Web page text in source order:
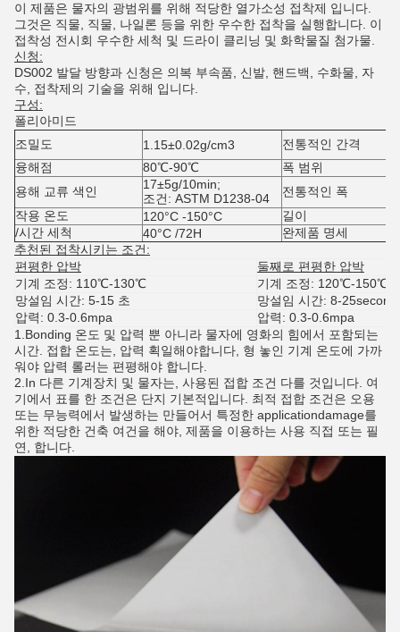
이 제품은 물자의 광범위를 위해 적당한 열가소성 접착제 입니다.
그것은 직물, 직물, 나일론 등을 위한 우수한 접착을 실행합니다. 이
접착성 전시회 우수한 세척 및 드라이 클리닝 및 화학물질 첨가물.
신청:
DS002 발달 방향과 신청은 의복 부속품, 신발, 핸드백, 수화물, 자
수, 접착제의 기술을 위해 입니다.
구성:
폴리아미드
조밀도
1.15±0.02g/cm3
전통적인 간격
융해점
80℃-90℃
폭 범위
용해 교류 색인
17±5g/10min;
조건: ASTM D1238-04
전통적인 폭
작용 온도
120°C -150°C
길이
/시간 세척
40°C /72H
완제품 명세
추천된 접착시키는 조건:
편평한 압박
둘째로 편평한 압박
기계 조정: 110℃-130℃
기계 조정: 120℃-150℃
망설임 시간: 5-15 초
망설임 시간: 8-
압력: 0.3-0.6mpa
압력: 0.3-0.6mpa
1.Bonding 온도 및 압력 뿐 아니라 물자에 영화의 힘에서 포함되는
시간. 접합 온도는, 압력 획일해야합니다, 형 놓인 기계 온도에 가까
워야 압력 롤러는 편평해야 합니다.
2.In 다른 기계장치 및 물자는, 사용된 접합 조건 다를 것입니다. 여
기에서 표를 한 조건은 단지 기본적입니다. 최적 접합 조건은 오용
또는 무능력에서 발생하는 만들어서 특정한 applicationdamage를
위한 적당한 건축 여건을 해야, 제품을 이용하는 사용 직접 또는 필
연, 합니다.